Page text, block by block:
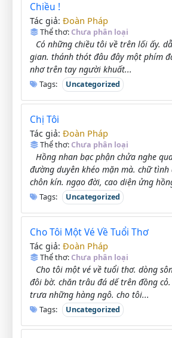
Chiều !
Tác giả: Đoàn Pháp
Thể thơ:Chưa phân loại
Có những chiều tôi về trên lối ấy.
gian. thánh thót đâu đây một phím
nhơ trên tay người khuất...
Tags: Uncategorized
Chị Tôi
Tác giả: Đoàn Pháp
Thể thơ:Chưa phân loại
Hồng nhan bạc phận chửa nghe
đường duyên khéo mặn mà. chữ
chôn kín. ngạo đời, cao diện ửng
Tags: Uncategorized
Cho Tôi Một Vé Về Tuổi Thơ
Tác giả: Đoàn Pháp
Thể thơ:Chưa phân loại
Cho tôi một vé về tuổi thơ. dòng
đôi bờ. chăn trâu đá dế trên đồng
trưa những hàng ngô. cho tôi...
Tags: Uncategorized